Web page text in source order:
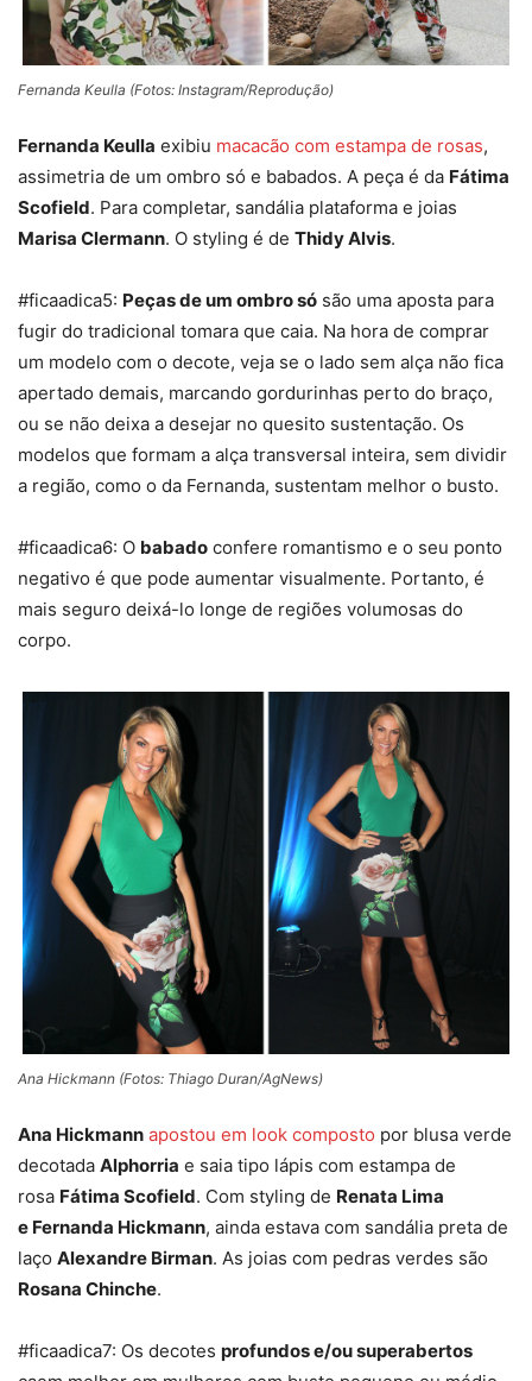
Fernanda Keulla (Fotos: Instagram/Reprodução)
Fernanda Keulla exibiu macacão com estampa de rosas,
assimetria de um ombro só e babados. A peça é da Fátima
Scofield. Para completar, sandália plataforma e joias
Marisa Clermann. O styling é de Thidy Alvis.
#ficaadica5: Peças de um ombro só são uma aposta para
fugir do tradicional tomara que caia. Na hora de comprar
um modelo com o decote, veja se o lado sem alça não fica
apertado demais, marcando gordurinhas perto do braço,
ou se não deixa a desejar no quesito sustentação. Os
modelos que formam a alça transversal inteira, sem dividir
a região, como o da Fernanda, sustentam melhor o busto.
#ficaadica6: O babado confere romantismo e o seu ponto
negativo é que pode aumentar visualmente. Portanto, é
mais seguro deixá-lo longe de regiões volumosas do
corpo.
Ana Hickmann (Fotos: Thiago Duran/AgNews)
Ana Hickmann apostou em look composto por blusa verde
decotada Alphorria e saia tipo lápis com estampa de
rosa Fátima Scofield. Com styling de Renata Lima
e Fernanda Hickmann, ainda estava com sandália preta de
laço Alexandre Birman. As joias com pedras verdes são
Rosana Chinche.
#ficaadica7: Os decotes profundos e/ou superabertos